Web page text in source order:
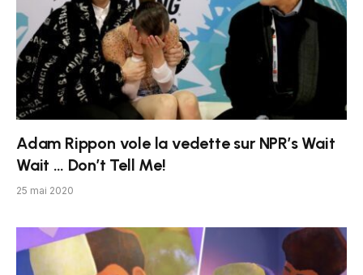
Adam Rippon vole la vedette sur NPR’s Wait
Wait … Don’t Tell Me!
25 mai 2020